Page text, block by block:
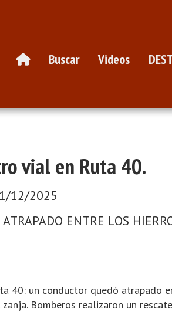
Buscar Videos
vial en Ruta 40.
ENTRE LOS
12/2025
40: un conductor quedó atrapado
Bomberos realizaron un